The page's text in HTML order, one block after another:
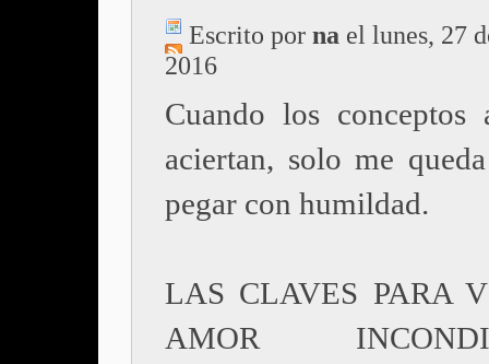
Escrito por na el lunes, 27
2016
Cuando los conceptos
aciertan, solo me
pegar con humildad.
LAS CLAVES PARA
AMOR